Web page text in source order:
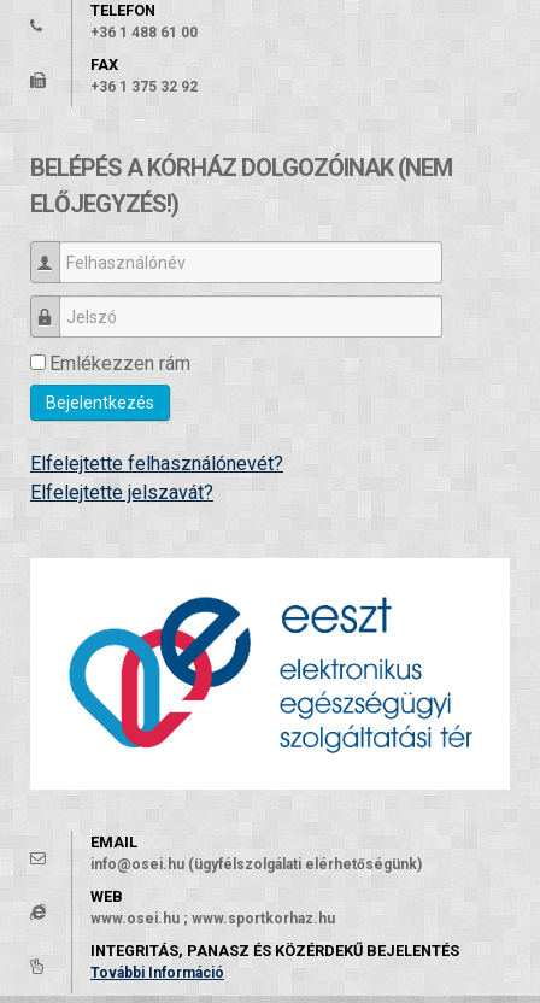
TELEFON
+36 1 488 61 00
FAX
+36 1 375 32 92
BELÉPÉS A KÓRHÁZ DOLGOZÓINAK (NEM
ELŐJEGYZÉS!)
Felhasználónév
Jelszó
Emlékezzen rám
Bejelentkezés
Elfelejtette felhasználónevét?
Elfelejtette jelszavát?
EMAIL
info@osei.hu (ügyfélszolgálati elérhetőségünk)
WEB
www.osei.hu ; www.sportkorhaz.hu
INTEGRITÁS, PANASZ ÉS KÖZÉRDEKŰ BEJELENTÉS
További Információ